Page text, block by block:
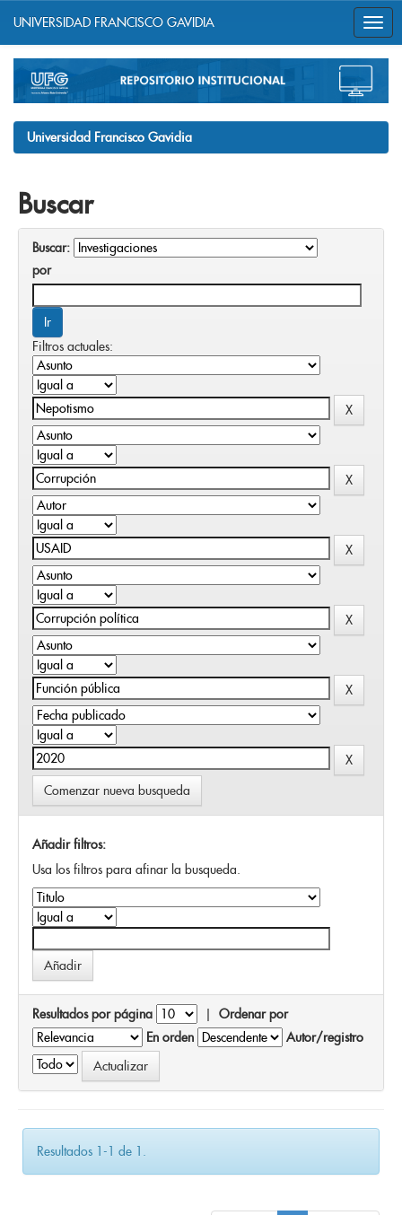
navigation
UNIVERSIDAD FRANCISCO GAVIDIA
Universidad Francisco Gavidia
Buscar
Buscar:
por
Filtros actuales:
Comenzar nueva busqueda
Añadir filtros:
Usa los filtros para afinar la busqueda.
Resultados por página | Ordenar por
En orden
Autor/registro
Resultados 1-1 de 1.